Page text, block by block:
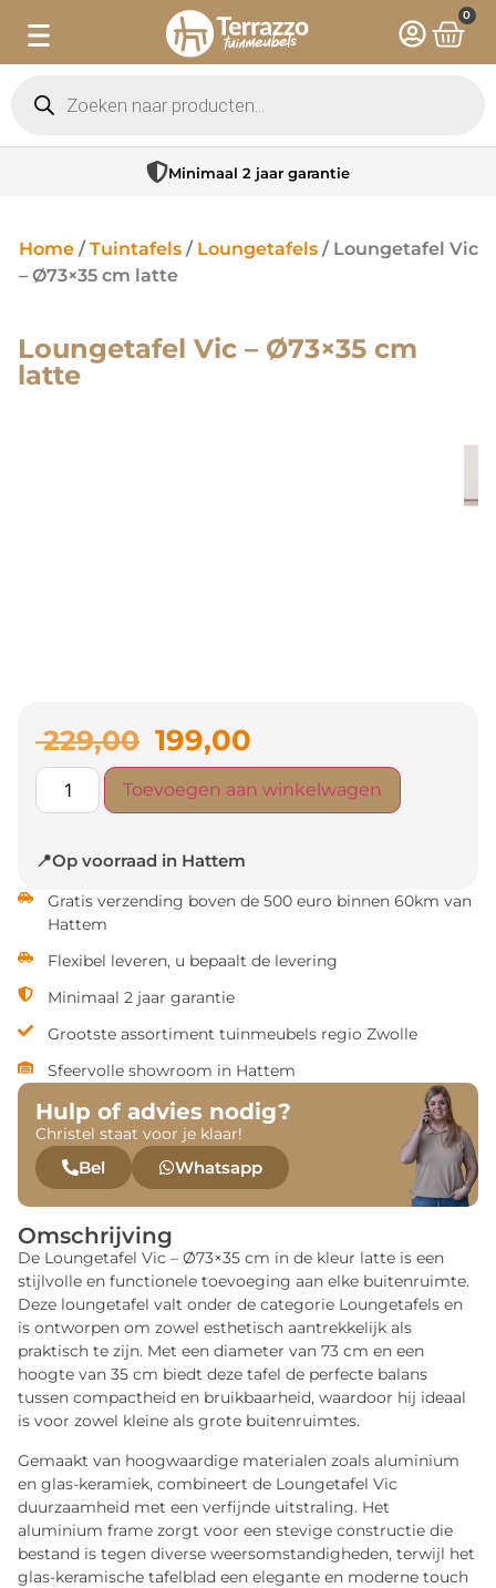
0
Minimaal 2 jaar garantie
Home /Tuintafels / Loungetafels / Loungetafel Vic
– Ø73×35 cm latte
Loungetafel Vic – Ø73×35 cm
latte
229,00 199,00
Toevoegen aan winkelwagen
📍Op voorraad in Hattem
Gratis verzending boven de 500 euro binnen 60km van
Hattem
Flexibel leveren, u bepaalt de levering
Minimaal 2 jaar garantie
Grootste assortiment tuinmeubels regio Zwolle
Sfeervolle showroom in Hattem
Hulp of advies nodig?
Christel staat voor je klaar!
Bel Whatsapp
Omschrijving
De Loungetafel Vic – Ø73×35 cm in de kleur latte is een
stijlvolle en functionele toevoeging aan elke buitenruimte.
Deze loungetafel valt onder de categorie Loungetafels en
is ontworpen om zowel esthetisch aantrekkelijk als
praktisch te zijn. Met een diameter van 73 cm en een
hoogte van 35 cm biedt deze tafel de perfecte balans
tussen compactheid en bruikbaarheid, waardoor hij ideaal
is voor zowel kleine als grote buitenruimtes.
Gemaakt van hoogwaardige materialen zoals aluminium
en glas-keramiek, combineert de Loungetafel Vic
duurzaamheid met een verfijnde uitstraling. Het
aluminium frame zorgt voor een stevige constructie die
bestand is tegen diverse weersomstandigheden, terwijl het
glas-keramische tafelblad een elegante en moderne touch